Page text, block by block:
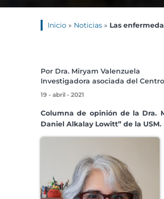
Inicio » Noticias » Las
Por Dra. Miryam Valenzuela
Investigadora asociada del
19 - abril - 2021
Columna de opinión de la Dra.
Daniel Alkalay Lowitt” de la USM.